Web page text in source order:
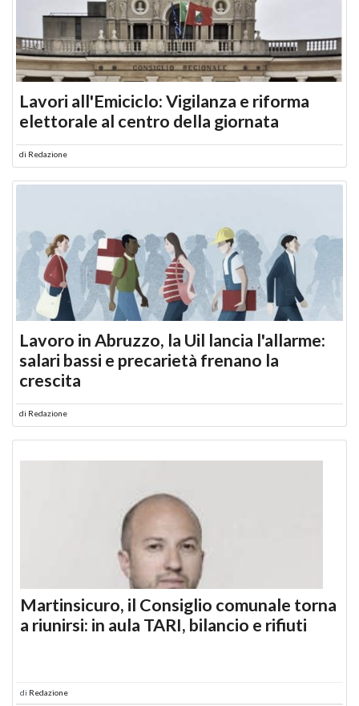
Lavori all'Emiciclo: Vigilanza e riforma
elettorale al centro della giornata
di Redazione
Lavoro in Abruzzo, la Uil lancia l'allarme:
salari bassi e precarietà frenano la
crescita
di Redazione
Martinsicuro, il Consiglio comunale torna
a riunirsi: in aula TARI, bilancio e rifiuti
di Redazione